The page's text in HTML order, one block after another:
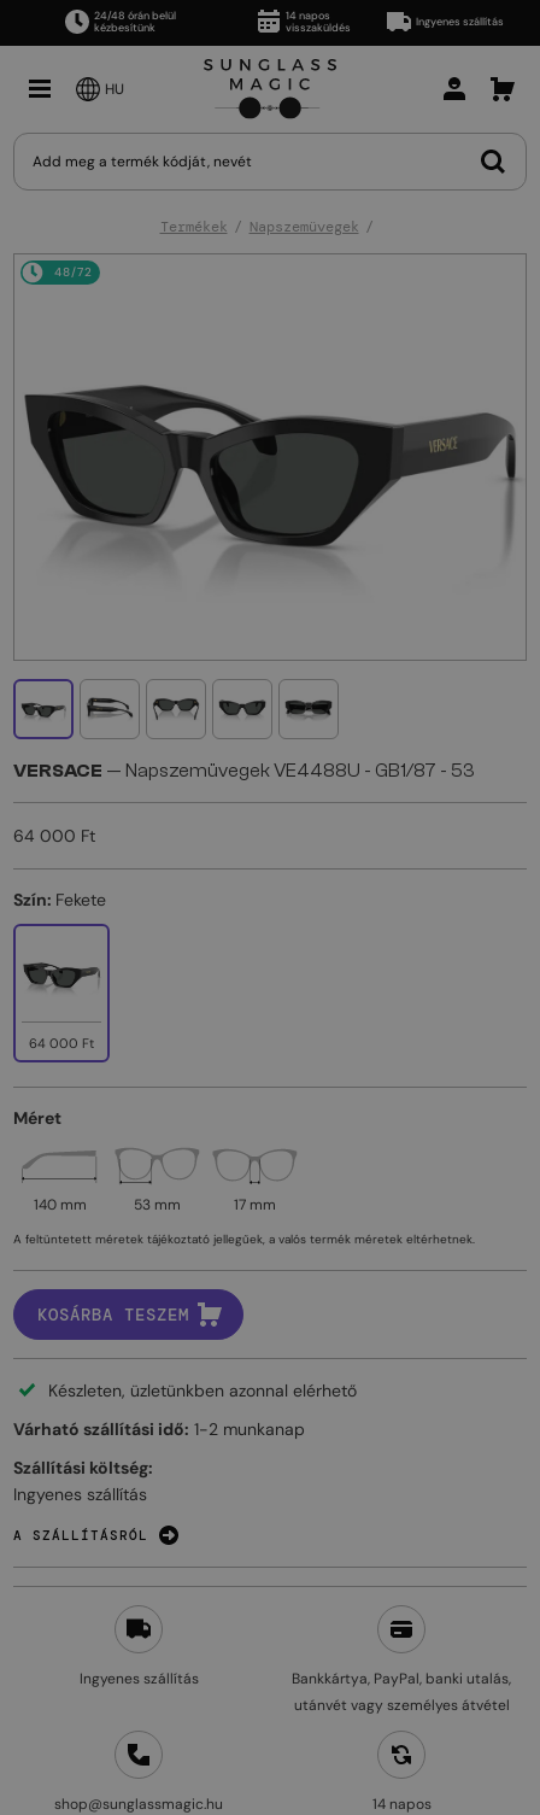
24/48 órán belül
kézbesítünk
14 napos
visszaküldés
Ingyenes szállítás
HU
Termékek Napszemüvegek
Ingyenes szállítás
Bankkártya, PayPal, banki utalás,
utánvét vagy személyes átvétel
shop@sunglassmagic.hu
14 napos
48/72
VERSACE — Napszemüvegek VE4488U - ​GB1/87 - ​53
64 000 Ft
Szín: Fekete
64 000 Ft
Méret
140 mm 53 mm 17 mm
A feltüntetett méretek tájékoztató jellegűek, a valós termék méretek eltérhetnek.
KOSÁRBA TESZEM
Készleten, üzletünkben azonnal elérhető
Várható szállítási idő: 1-2 munkanap
Szállítási költség:
Ingyenes szállítás
A SZÁLLÍTÁSRÓL